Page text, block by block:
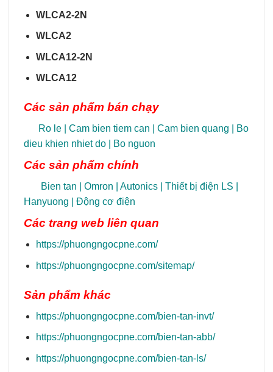
WLCA2-2N
WLCA2
WLCA12-2N
WLCA12
Các sản phẩm bán chạy
Ro le Cam bien tiem can Cam bien quang
Bo
dieu khien nhiet do
Bo nguon
Các sản phẩm chính
Bien tan Omron Autonics Thiết bị điện LS
Hanyuong
Động cơ điện
Các trang web liên quan
https://phuongngocpne.com/
https://phuongngocpne.com/sitemap/
Sản phẩm khác
https://phuongngocpne.com/bien-tan-invt/
https://phuongngocpne.com/bien-tan-abb/
https://phuongngocpne.com/bien-tan-ls/